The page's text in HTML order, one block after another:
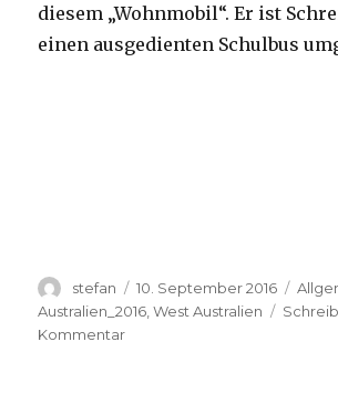
diesem „Wohnmobil“. Er ist
einen ausgedienten Schulbus
Autor
stefan
Veröffentlicht
am
10. September 2016
Australien_2016 ,West Australien
Kommentarzu